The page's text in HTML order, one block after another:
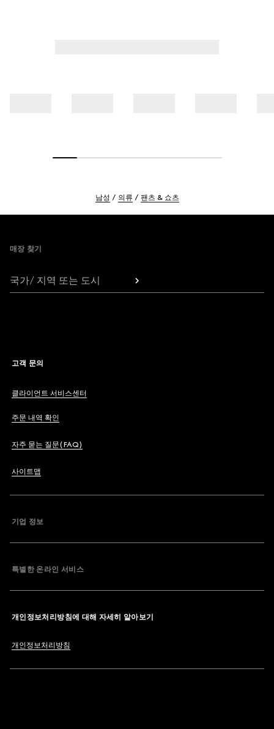
남성 의류 팬츠 & 쇼츠
매장 찾기
국가/ 지역 또는 도시
고객 문의
클라이언트 서비스센터
주문 내역 확인
자주 묻는 질문(FAQ)
사이트맵
기업 정보
특별한 온라인 서비스
개인정보처리방침에 대해 자세히 알아보기
개인정보처리방침